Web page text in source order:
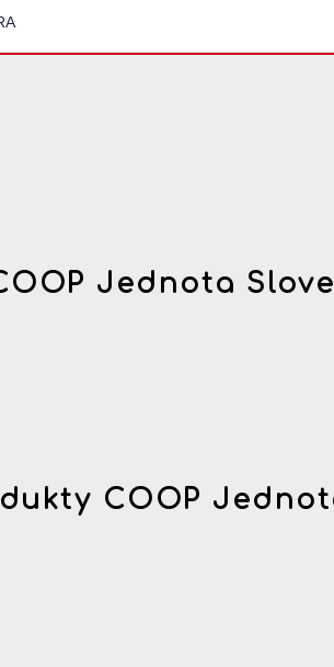
Jednota
COOP